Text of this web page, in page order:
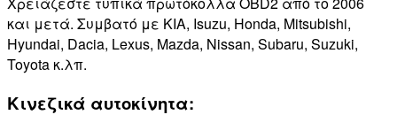
και μετά. Συμβατό με KIA, Isuzu, Honda, Mitsubishi,
Hyundai, Dacia, Lexus, Mazda, Nissan, Subaru, Suzuki,
Toyota κ.λπ.
Κινεζικά αυτοκίνητα: